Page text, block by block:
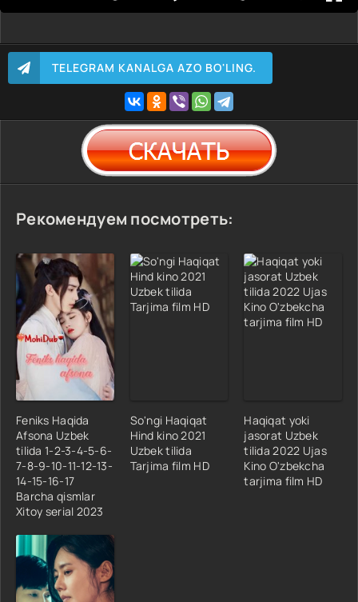
TELEGRAM KANALGA AZO BO'LING.
Рекомендуем посмотреть:
Feniks Haqida
Afsona Uzbek
tilida 1-2-3-4-5-6-
7-8-9-10-11-12-13-
14-15-16-17
Barcha qismlar
Xitoy serial 2023
So'ngi Haqiqat
Hind kino 2021
Uzbek tilida
Tarjima film HD
Haqiqat yoki
jasorat Uzbek
tilida 2022 Ujas
Kino O'zbekcha
tarjima film HD